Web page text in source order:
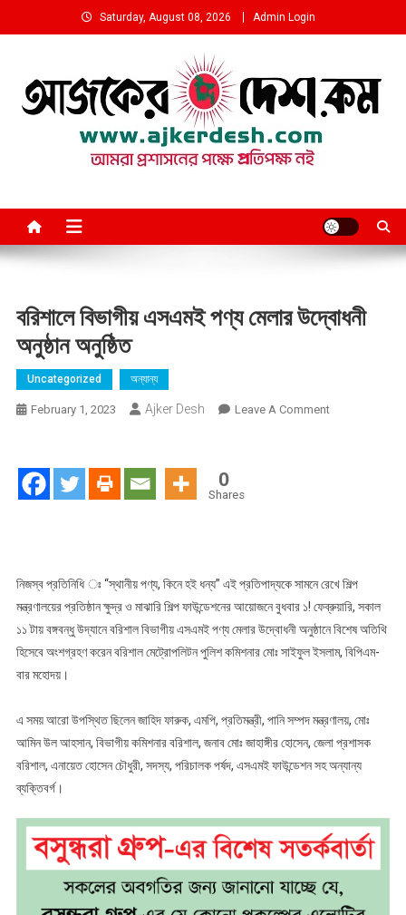
to
Saturday, August 08, 2026 Admin Login
বরিশালে বিভাগীয় এসএমই পণ্য মেলার উদ্বোধনী
অনুষ্ঠান অনুষ্ঠিত
Uncategorized অন্যান্য
February 1, 2023 Ajker Desh Leave A CommentOn
অনুষ্ঠিত
0
Shares
নিজস্ব প্রতিনিধি ঃ “স্থানীয় পণ্য, কিনে হই ধন্য” এই প্রতিপাদ্যকে সামনে রেখে শিল্প
মন্ত্রণালয়ের প্রতিষ্ঠান ক্ষুদ্র ও মাঝারি শিল্প ফাউন্ডেশনের আয়োজনে বুধবার ১! ফেব্রুয়ারি, সকাল
১১ টায় বঙ্গবন্ধু উদ্যানে বরিশাল বিভাগীয় এসএমই পণ্য মেলার উদ্বোধনী অনুষ্ঠানে বিশেষ অতিথি
হিসেবে অংশগ্রহণ করেন বরিশাল মেট্রোপলিটন পুলিশ কমিশনার মোঃ সাইফুল ইসলাম, বিপিএম-
বার মহোদয়।
এ সময় আরো উপস্থিত ছিলেন জাহিদ ফারুক, এমপি, প্রতিমন্ত্রী, পানি সম্পদ মন্ত্রণালয়, মোঃ
আমিন উল আহসান, বিভাগীয় কমিশনার বরিশাল, জনাব মোঃ জাহাঙ্গীর হোসেন, জেলা প্রশাসক
বরিশাল, এনায়েত হোসেন চৌধুরী, সদস্য, পরিচালক পর্ষদ, এসএমই ফাউন্ডেশন সহ অন্যান্য
ব্যক্তিবর্গ।